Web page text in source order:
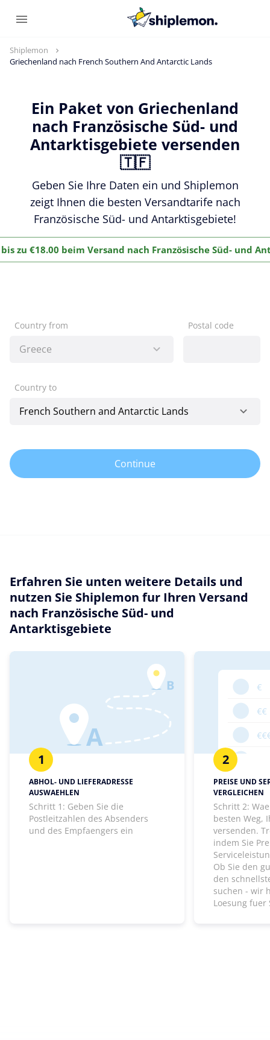
Shiplemon
Griechenland nach French Southern And Antarctic Lands
Ein Paket von Griechenland
nach Französische Süd- und
Antarktisgebiete versenden
🇹🇫
Geben Sie Ihre Daten ein und Shiplemon
zeigt Ihnen die besten Versandtarife nach
Französische Süd- und Antarktisgebiete!
bis zu €18.00 beim Versand nach Französische Süd- und
Country from Postal code
Country to
Continue
Erfahren Sie unten weitere Details und
nutzen Sie Shiplemon fur Ihren Versand
nach Französische Süd- und
Antarktisgebiete
1
ABHOL- UND LIEFERADRESSE
AUSWAEHLEN
Schritt 1: Geben Sie die
Postleitzahlen des Absenders
und des Empfaengers ein
2
PREISE UND
VERGLEICHEN
Schritt 2:
besten Weg,
versenden.
indem Sie
Ob Sie den
den
suchen - wir
Loesung fuer